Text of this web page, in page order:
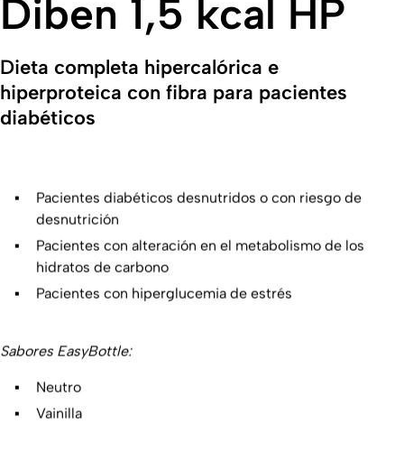
Diben 1,5 kcal HP
Dieta completa hipercalórica e
hiperproteica con fibra para pacientes
diabéticos
Pacientes diabéticos desnutridos o con riesgo de
desnutrición
Pacientes con alteración en el metabolismo de los
hidratos de carbono
Pacientes con hiperglucemia de estrés
Sabores EasyBottle:
Neutro
Vainilla